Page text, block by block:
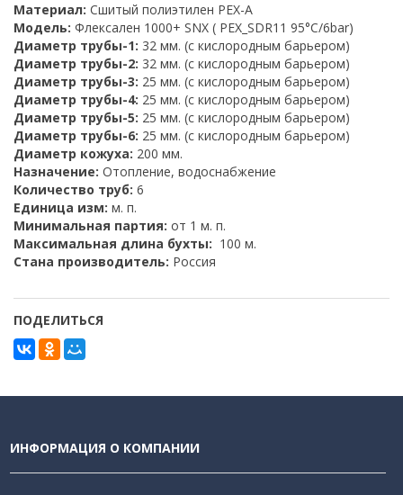
Материал: Сшитый полиэтилен PEX-A
Модель: Флексален 1000+ SNX ( PEX_SDR11 95°C/6bar)
Диаметр трубы-1: 32 мм. (с кислородным барьером)
Диаметр трубы-2: 32 мм. (с кислородным барьером)
Диаметр трубы-3: 25 мм. (с кислородным барьером)
Диаметр трубы-4: 25 мм. (с кислородным барьером)
Диаметр трубы-5: 25 мм. (с кислородным барьером)
Диаметр трубы-6: 25 мм. (с кислородным барьером)
Диаметр кожуха: 200 мм.
Назначение: Отопление, водоснабжение
Количество труб: 6
Единица изм: м. п.
Минимальная партия: от 1 м. п.
Максимальная длина бухты: 100 м.
Стана производитель: Россия
ПОДЕЛИТЬСЯ
ИНФОРМАЦИЯ О КОМПАНИИ